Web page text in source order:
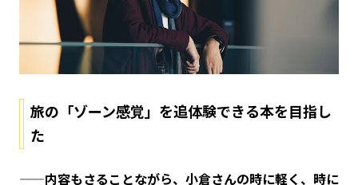
旅の「ゾーン感覚」を追体験できる本を目指し
た
——内容もさることながら、小倉さんの時に軽く、時に